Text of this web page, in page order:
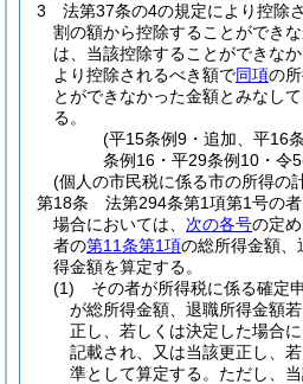
3
法第37条の4の規定により控除
割の額から控除することができ
は、当該控除することができな
より控除されるべき額で同項の
とができなかった金額とみなして
る。
(平15条例9・追加、平16
条例16・平29条例10・令
(個人の市民税に係る市の所得の
第18条
法第294条第1項第1号の
場合においては、 次の各号の定
者の第11条第1項の総所得金額、
得金額を算定する。
(1)
その者が所得税に係る確定
が総所得金額、退職所得金額
正し、若しくは決定した場合
記載され、又は当該更正し、
準として算定する。 ただし、